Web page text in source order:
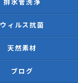
排水管洗浄
ウィルス抗菌
天然素材
ブログ